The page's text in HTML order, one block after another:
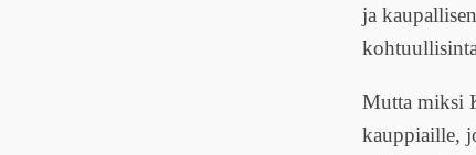
ja
Mutta miksi
kauppiaille,